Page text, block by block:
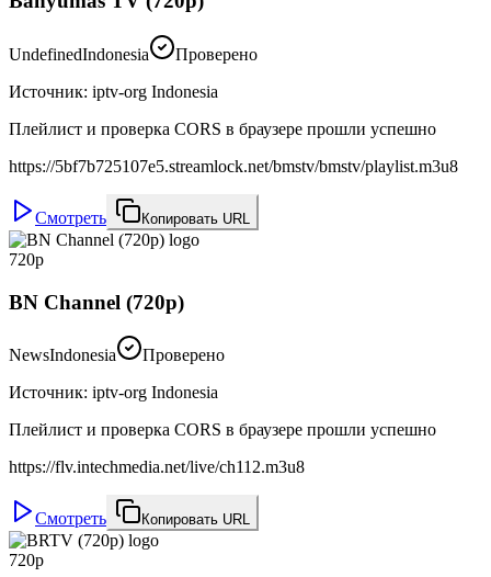
UndefinedIndonesia
Проверено
Источник: iptv-org Indonesia
Плейлист и проверка CORS в браузере прошли успешно
https://5bf7b725107e5.streamlock.net/bmstv/bmstv/playlist.m3u8
Смотреть Копировать URL
720p
BN Channel (720p)
NewsIndonesia
Проверено
Источник: iptv-org Indonesia
Плейлист и проверка CORS в браузере прошли успешно
https://flv.intechmedia.net/live/ch112.m3u8
Смотреть Копировать URL
720p